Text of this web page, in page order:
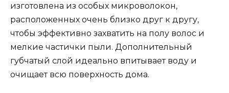
изготовлена из особых микроволокон,
расположенных очень близко друг к другу,
чтобы эффективно захватить на полу волос и
мелкие частички пыли. Дополнительный
губчатый слой идеально впитывает воду и
очищает всю поверхность дома.